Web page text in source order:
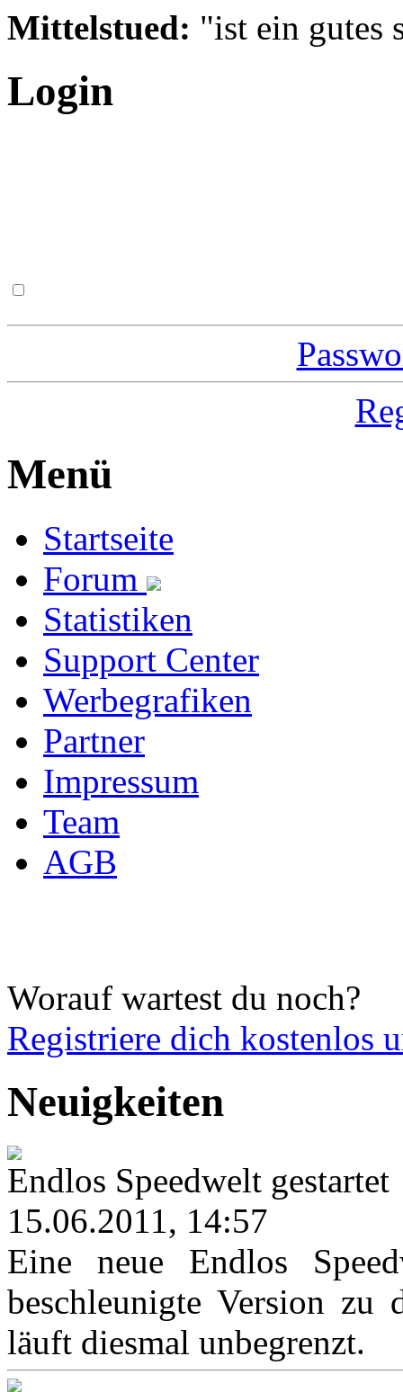
Mittelstued: "ist ein gutes
Login
Menü
Startseite
Forum
Statistiken
Support Center
Werbegrafiken
Partner
Impressum
Team
AGB
Worauf wartest du noch?
Registriere dich kostenlos
Neuigkeiten
Endlos Speedwelt gestartet
15.06.2011, 14:57
Eine neue Endlos
beschleunigte Version zu
läuft diesmal unbegrenzt.